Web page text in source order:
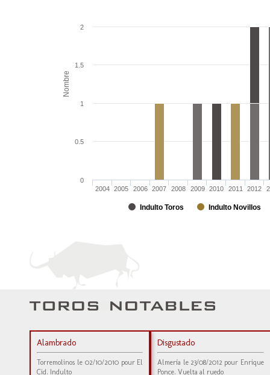
Nombre
Indulto Toros Indulto Novillos
2004 2005 2006 2007 2008 2009 2010 2011 2012
0
0.5
1
1.5
2
Alambrado
Torremolinos le 02/10/2010 pour El
Cid. Indulto
Disgustado
Almería le 23/08/2012 pour Enrique
Ponce. Vuelta al ruedo